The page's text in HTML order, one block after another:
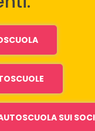
SUI